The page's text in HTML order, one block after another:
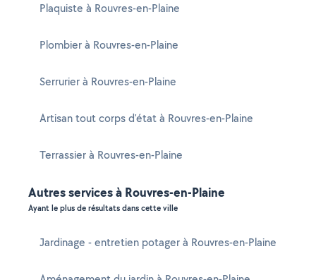
Plaquiste à Rouvres-en-Plaine
Plombier à Rouvres-en-Plaine
Serrurier à Rouvres-en-Plaine
Artisan tout corps d'état à Rouvres-en-Plaine
Terrassier à Rouvres-en-Plaine
Autres services à Rouvres-en-Plaine
Ayant le plus de résultats dans cette ville
Jardinage - entretien potager à Rouvres-en-Plaine